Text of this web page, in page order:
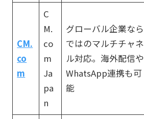
CM.
co
m
C
M.
co
m
Ja
pa
n
グローバル企業なら
ではのマルチチャネ
ル対応。海外配信や
WhatsApp連携も可
能